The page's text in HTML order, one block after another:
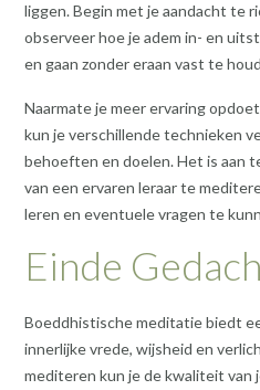
liggen. Begin met je aandacht te
observeer hoe je adem in- en
en gaan zonder eraan vast te
Naarmate je meer ervaring
kun je verschillende technieken
behoeften en doelen. Het is aan
van een ervaren leraar te
leren en eventuele vragen te
Einde
Boeddhistische meditatie biedt
innerlijke vrede, wijsheid en
mediteren kun je de kwaliteit van